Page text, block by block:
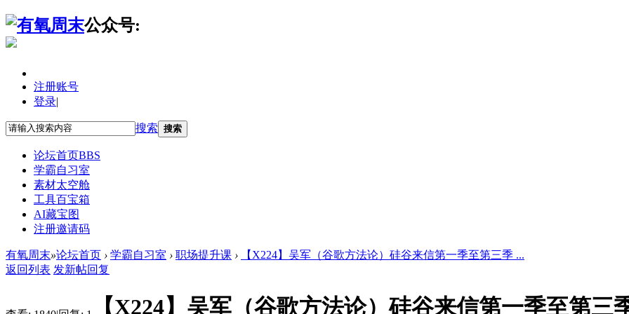
公众号:
注册账号
登录|
搜索 搜索
论坛首页BBS
学霸自习室
素材太空舱
工具百宝箱
AI藏宝图
注册邀请码
有氧周末»论坛首页 › 学霸自习室 › 职场提升课 ›
【X224】吴军（谷歌方法论）硅谷来信第一季至第三季 ...
返回列表 发新帖回复
【X224】吴军（谷歌方法论）硅谷来信第一季至第三